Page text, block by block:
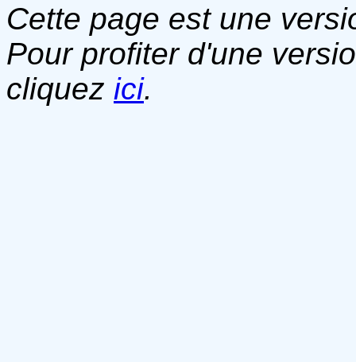
Cette page est une
Pour profiter d'une
cliquez ici.